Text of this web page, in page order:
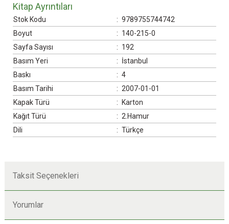
Kitap Ayrıntıları
Stok Kodu : 9789755744742
Boyut
: 140-215-0
Sayfa Sayısı
: 192
Basım Yeri
: İstanbul
Baskı
: 4
Basım Tarihi
: 2007-01-01
Kapak Türü
:
Karton
Kağıt Türü
: 2.Hamur
Dili
: Türkçe
Taksit Seçenekleri
Yorumlar